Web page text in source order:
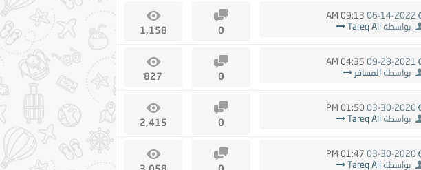
0
1,158
09:13 AM
بواسطةTareq Ali
0
827
04:35 AM
بواسطةالمسافر
0
2,415
01:50 PM
بواسطةTareq Ali
01:47 PM
بواسطةTareq Ali